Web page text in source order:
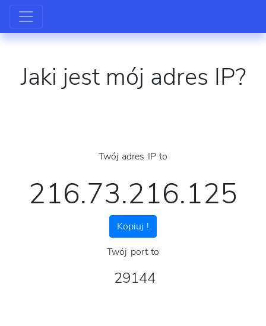
Jaki jest mój adres IP?
Twój adres IP to
216.73.216.125
Kopiuj !
Twój port to
29144